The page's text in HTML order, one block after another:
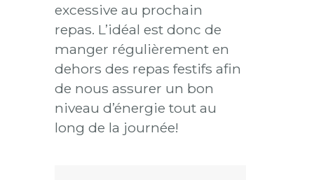
excessive au prochain
repas. L’idéal est donc de
manger régulièrement en
dehors des repas festifs afin
de nous assurer un bon
niveau d’énergie tout au
long de la journée!